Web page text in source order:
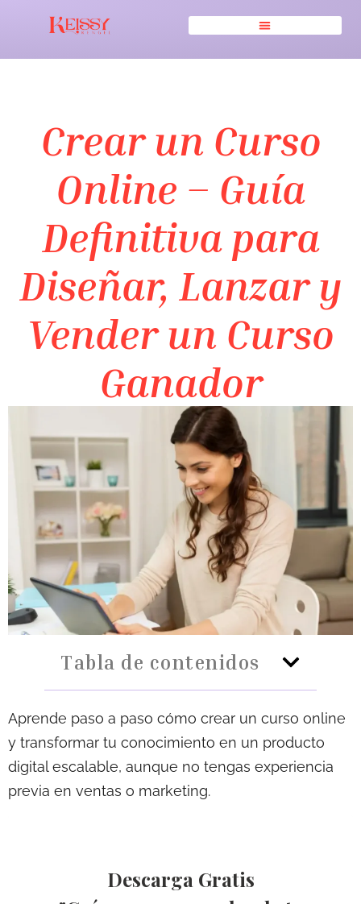
Crear un Curso
Online – Guía
Definitiva para
Diseñar, Lanzar y
Vender un Curso
Ganador
Tabla de contenidos
Aprende paso a paso cómo crear un curso online
y transformar tu conocimiento en un producto
digital escalable, aunque no tengas experiencia
previa en ventas o marketing.